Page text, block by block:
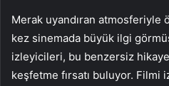
Merak uyandıran atmosferiyle
kez sinemada büyük ilgi
izleyicileri, bu benzersiz
keşfetme fırsatı buluyor.